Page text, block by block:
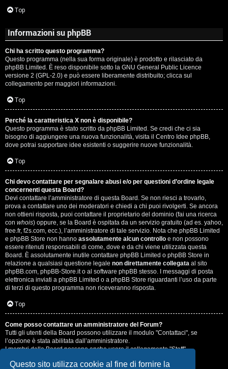
Questo sito utilizza cookie al fine di fornire la
Top
Informazioni su phpBB
Chi ha scritto questo programma?
Questo programma (nella sua forma originale) è prodotto e rilasciato da
phpBB Limited . È reso disponibile sotto la GNU General Public Licence
versione 2 (GPL-2.0) e può essere liberamente distribuito; clicca sul
collegamento per maggiori informazioni.
Top
Perché la caratteristica X non è disponibile?
Questo programma è stato scritto da phpBB Limited. Se credi che ci sia
bisogno di aggiungere una nuova funzionalità, visita il Centro Idee phpBB,
dove potrai supportare idee esistenti o suggerire nuove funzionalità.
Top
Chi devo contattare per segnalare abusi e/o per questioni d’ordine legale
concernenti questa Board?
Devi contattare l’amministratore di questa Board. Se non riesci a trovarlo,
prova a contattare uno dei moderatori e chiedi a chi puoi rivolgerti. Se ancora
non ottieni risposta, puoi contattare il proprietario del dominio (fai una ricerca
con whois) oppure, se la Board è ospitata da un servizio gratuito (ad es. yahoo,
free.fr, f2s.com, ecc.), l’amministratore di tale servizio. Nota che phpBB Limited
e phpBB Store non hanno assolutamente alcun controllo e non possono
essere ritenuti responsabili di come, dove e da chi viene utilizzata questa
Board. È assolutamente inutile contattare phpBB Limited o phpBB Store in
relazione a qualsiasi questione legale non direttamente collegata al sito
phpBB.com, phpBB-Store.it o al software phpBB stesso. I messaggi di posta
elettronica inviati a phpBB Limited o a phpBB Store riguardanti l’uso da parte
di terzi di questo programma non riceveranno risposta.
Top
Come posso contattare un amministratore del Forum?
Tutti gli utenti della Board possono utilizzare il modulo "Contattaci", se
l’opzione è stata abilitata dall’amministratore.
I membri della Board possono anche usare il collegamento "Staff".
Top